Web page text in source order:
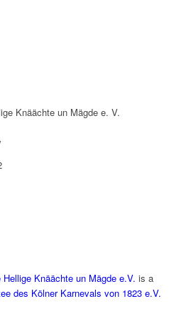
Knäächte un Mägde e. V.
Knäächte un Mägde e.V. is a
des Kölner Karnevals von 1823 e.V.